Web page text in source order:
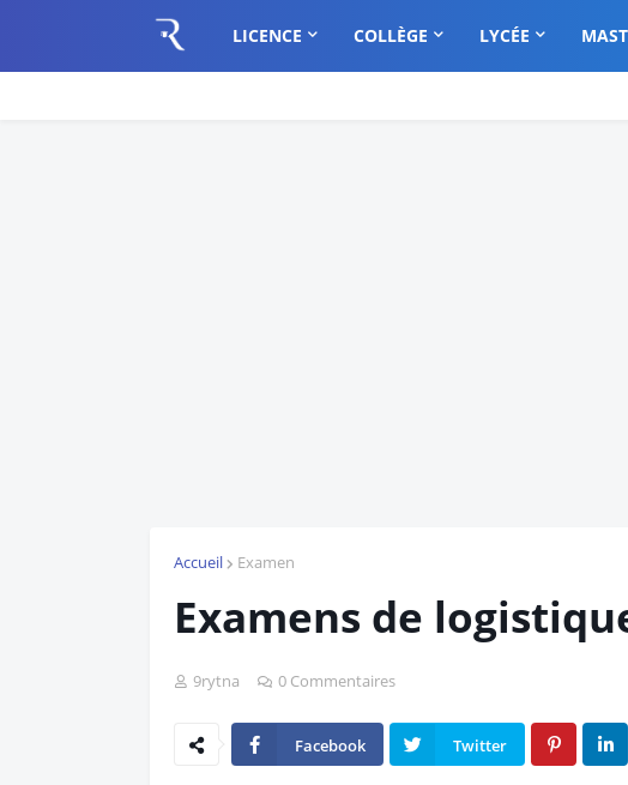
LICENCE COLLÈGE LYCÉE
Accueil Examen
Examens de
9rytna 0 Commentaires
Facebook Twitter